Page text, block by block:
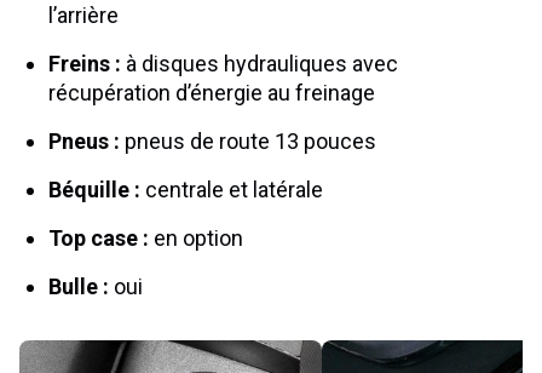
l’arrière
Freins : à disques hydrauliques avec
récupération d’énergie au freinage
Pneus : pneus de route 13 pouces
Béquille : centrale et latérale
Top case : en option
Bulle : oui